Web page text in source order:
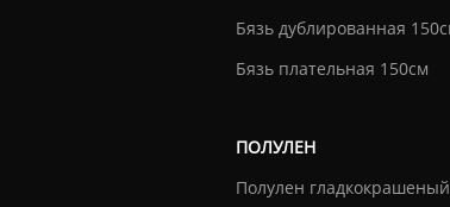
Бязь дублированная
Бязь плательная 150см
ПОЛУЛЕН
Полулен